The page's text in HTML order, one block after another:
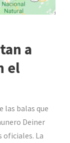
a
el
las balas que
Deiner
oficiales. La